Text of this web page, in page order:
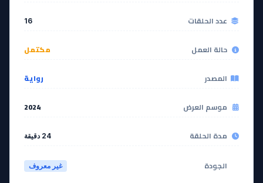
مشاهدة
EP
عدد الحلقات 16
حالة العمل مكتمل
المصدر رواية
موسم العرض 2024
مدة الحلقة 24 دقيقة
الجودة غير معروف